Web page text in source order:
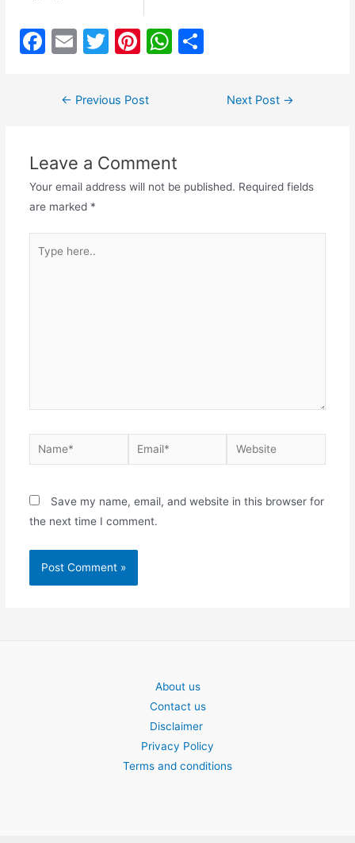
F
o
o
k
E
ai
T
itt
Pi
er
W
p
p
ar
Post← Previous Post Next Post →
Leave a Comment
Your email address will not be published. Required fields
are marked *
here..
Name* Email* Website
Save my name, email, and website in this browser for
the next time I comment.
About us
Contact us
Disclaimer
Privacy Policy
Terms and conditions